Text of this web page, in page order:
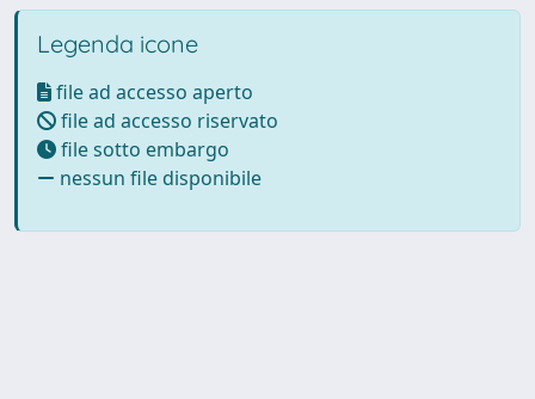
Legenda icone
file ad accesso aperto
file ad accesso riservato
file sotto embargo
nessun file disponibile